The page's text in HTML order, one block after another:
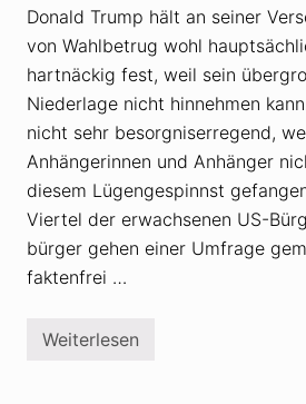
o
r
i
e
n
u
n
d
D
g
i
t
a
l
g
a
s
t
h
e
o
r
e
n
a
s
T
e
i
l
n
e
Donald Trump hält an seiner
von Wahlbetrug wohl
hartnäckig fest, weil sein
Niederlage nicht hinnehmen
nicht sehr besorgniserregend,
Anhängerinnen und Anhänger
diesem Lügengespinnst
Viertel der erwachsenen US-
bürger gehen einer Umfrage
faktenfrei …
T
Weiterlesen